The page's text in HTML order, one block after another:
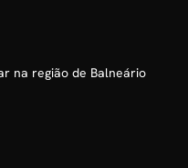
na região de Balneário